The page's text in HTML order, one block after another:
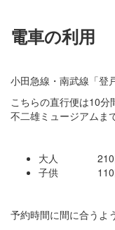
電車の利用
小田急線・南武線「登
こちらの直行便は10分
不二雄ミュージアムま
大人 210円
子供 110円
予約時間に間に合うよ